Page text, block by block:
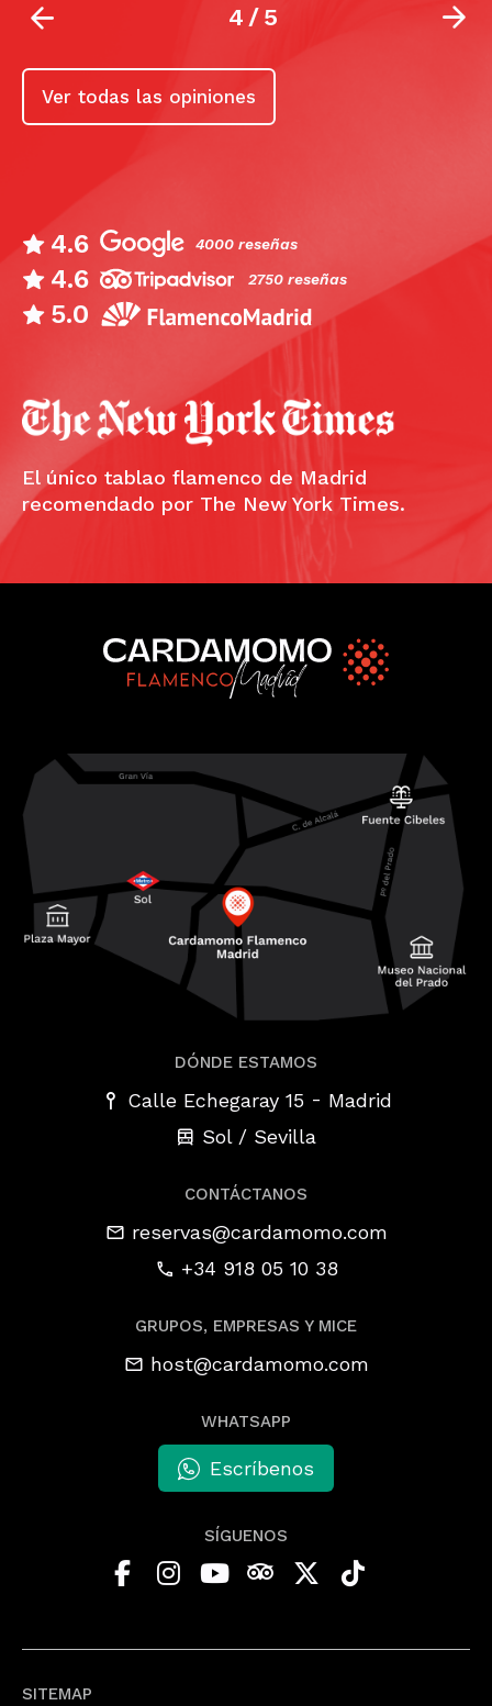
4/5
Ver todas las opiniones
4.6 4000 reseñas
4.6 2750 reseñas
5.0
El único tablao flamenco de Madrid
recomendado por The New York Times.
SITEMAP
DÓNDE ESTAMOS
Calle Echegaray 15 - Madrid
Sol / Sevilla
CONTÁCTANOS
reservas@cardamomo.com
+34 918 05 10 38
GRUPOS, EMPRESAS Y MICE
host@cardamomo.com
WHATSAPP
Escríbenos
SÍGUENOS